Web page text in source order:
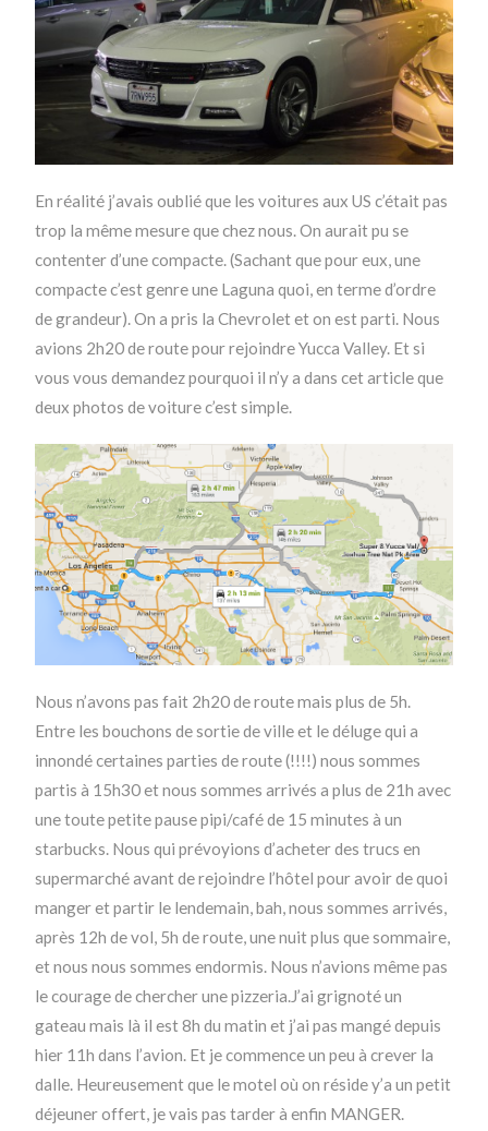
En réalité j’avais oublié que les voitures aux US c’était pas
trop la même mesure que chez nous. On aurait pu se
contenter d’une compacte. (Sachant que pour eux, une
compacte c’est genre une Laguna quoi, en terme d’ordre
de grandeur). On a pris la Chevrolet et on est parti. Nous
avions 2h20 de route pour rejoindre Yucca Valley. Et si
vous vous demandez pourquoi il n’y a dans cet article que
deux photos de voiture c’est simple.
Nous n’avons pas fait 2h20 de route mais plus de 5h.
Entre les bouchons de sortie de ville et le déluge qui a
innondé certaines parties de route (!!!!) nous sommes
partis à 15h30 et nous sommes arrivés a plus de 21h avec
une toute petite pause pipi/café de 15 minutes à un
starbucks. Nous qui prévoyions d’acheter des trucs en
supermarché avant de rejoindre l’hôtel pour avoir de quoi
manger et partir le lendemain, bah, nous sommes arrivés,
après 12h de vol, 5h de route, une nuit plus que sommaire,
et nous nous sommes endormis. Nous n’avions même pas
le courage de chercher une pizzeria.J’ai grignoté un
gateau mais là il est 8h du matin et j’ai pas mangé depuis
hier 11h dans l’avion. Et je commence un peu à crever la
dalle. Heureusement que le motel où on réside y’a un petit
déjeuner offert, je vais pas tarder à enfin MANGER.